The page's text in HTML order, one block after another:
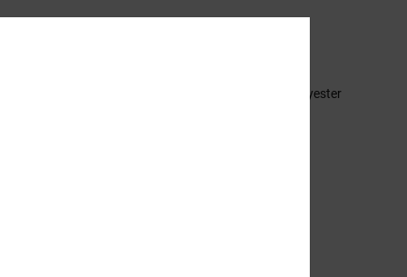
Mattes Leinwandgewebe aus 45 % recyceltem Polyester